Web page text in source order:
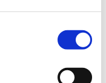
både dig og dit